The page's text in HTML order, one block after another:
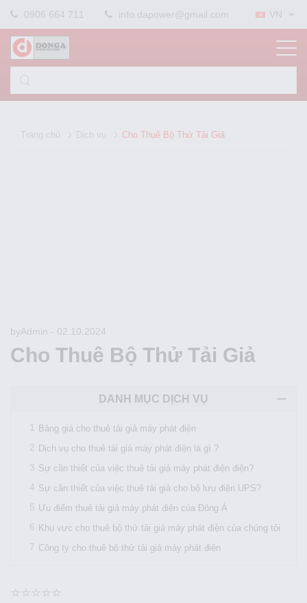
0906 664 711 info.dapower@gmail.com VN
Trang chủ Dịch vụ Cho Thuê Bộ Thử Tải Giả
byAdmin - 02.10.2024
Cho Thuê Bộ Thử Tải Giả
DANH MỤC DỊCH VỤ
Bảng giá cho thuê tải giả máy phát điện
Dịch vụ cho thuê tải giả máy phát điện là gì ?
Sự cần thiết của việc thuê tải giả máy phát điện điện?
Sự cần thiết của việc thuê tải giả cho bộ lưu điện UPS?
Ưu điểm thuê tải giả máy phát điện của Đông Á
Khu vực cho thuê bộ thử tải giả máy phát điện của chúng tôi
Công ty cho thuê bộ thử tải giả máy phát điện
⭐⭐⭐⭐⭐